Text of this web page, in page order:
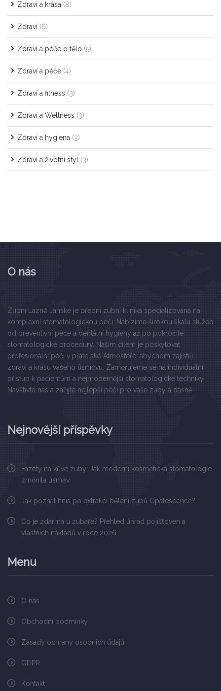
Zdraví a krása (8)
Zdraví (6)
Zdraví a péče o tělo (5)
Zdraví a péče (4)
Zdraví a fitness (3)
Zdraví a Wellness (3)
Zdraví a hygiena (3)
Zdraví a životní styl (3)
O nás
Zubní Lázně Janské je přední zubní klinika specializovaná na
komplexní stomatologickou péči. Nabízíme širokou škálu služeb
od preventivní péče a dentální hygieny až po pokročilé
stomatologické procedury. Naším cílem je poskytovat
profesionální péči v přátelské Atmosféře, abychom zajistili
zdraví a krásu vašeho úsměvu. Zaměřujeme se na individuální
přístup k pacientům a nejmodernější stomatologické techniky.
Navštivte nás a zažijte nejlepší péči pro vaše zuby a dásně.
Nejnovější příspěvky
Fazety na křivé zuby: Jak moderní kosmetická stomatologie
změnila úsměv
Jak poznat hnis po extrakci bělení zubů Opalescence?
Co je zdarma u zubaře? Přehled úhrad pojišťoven a
vlastních nákladů v roce 2026
Menu
O nás
Obchodní podmínky
Zásady ochrany osobních údajů
GDPR
Kontakt